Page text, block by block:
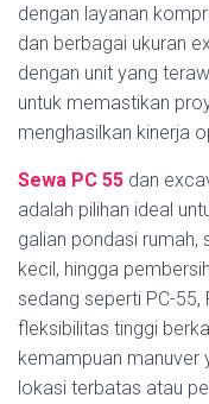
dengan layanan
dan berbagai ukuran
dengan unit yang
untuk memastikan
menghasilkan kinerja
Sewa PC 55 dan
adalah pilihan ideal
galian pondasi rumah,
kecil, hingga
sedang seperti PC-55,
fleksibilitas tinggi
kemampuan manuver
lokasi terbatas atau